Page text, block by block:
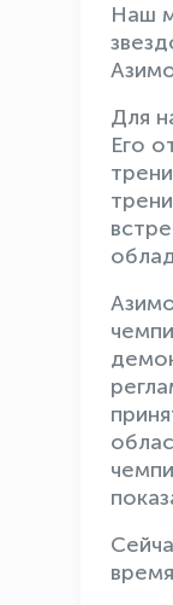
Наш
Для
Его